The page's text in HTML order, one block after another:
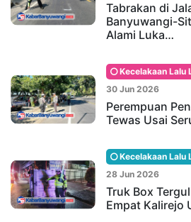
Tabrakan di
Banyuwangi-
Alami Luka…
Kecelakaan Lalu
30 Jun 2026
Perempuan
Tewas Usai
Kecelakaan Lalu
28 Jun 2026
Truk Box
Empat Kalirejo